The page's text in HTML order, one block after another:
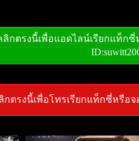
ลิกตรงนี้เพื่อแอดไลน์เรียกแท็กซี่
กตรงนี้เพื่อโทรเรียกแท็กซี่หรือจ